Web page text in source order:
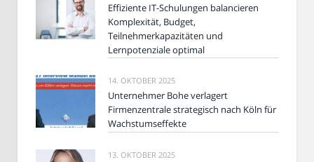
Effiziente IT-Schulungen balancieren
Komplexität, Budget,
Teilnehmerkapazitäten und
Lernpotenziale optimal
14. OKTOBER 2025
Unternehmer Bohe verlagert
Firmenzentrale strategisch nach Köln für
Wachstumseffekte
13. OKTOBER 2025